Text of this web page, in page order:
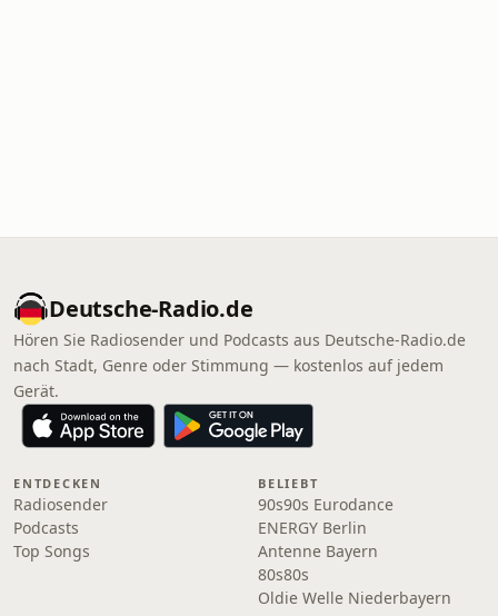
Deutsche-Radio.de
Hören Sie Radiosender und Podcasts aus Deutsche-Radio.de
nach Stadt, Genre oder Stimmung — kostenlos auf jedem
Gerät.
ENTDECKEN
Radiosender
Podcasts
Top Songs
BELIEBT
90s90s Eurodance
ENERGY Berlin
Antenne Bayern
80s80s
Oldie Welle Niederbayern